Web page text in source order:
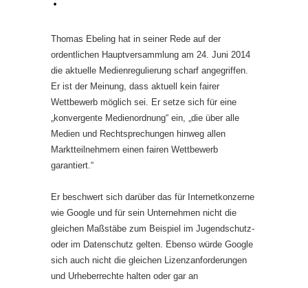
Thomas Ebeling hat in seiner Rede auf der
ordentlichen Hauptversammlung am 24. Juni 2014
die aktuelle Medienregulierung scharf angegriffen.
Er ist der Meinung, dass aktuell kein fairer
Wettbewerb möglich sei. Er setze sich für eine
„konvergente Medienordnung“ ein, „die über alle
Medien und Rechtsprechungen hinweg allen
Marktteilnehmern einen fairen Wettbewerb
garantiert.“
Er beschwert sich darüber das für Internetkonzerne
wie Google und für sein Unternehmen nicht die
gleichen Maßstäbe zum Beispiel im Jugendschutz-
oder im Datenschutz gelten. Ebenso würde Google
sich auch nicht die gleichen Lizenzanforderungen
und Urheberrechte halten oder gar an